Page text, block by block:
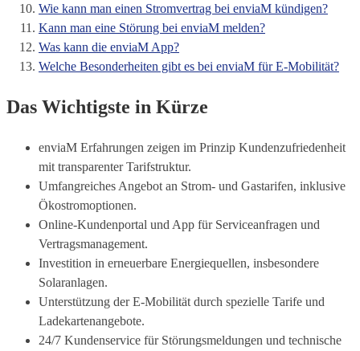
Wie kann man einen Stromvertrag bei enviaM kündigen?
Kann man eine Störung bei enviaM melden?
Was kann die enviaM App?
Welche Besonderheiten gibt es bei enviaM für E-Mobilität?
Das Wichtigste in Kürze
enviaM Erfahrungen zeigen im Prinzip Kundenzufriedenheit
mit transparenter Tarifstruktur.
Umfangreiches Angebot an Strom- und Gastarifen, inklusive
Ökostromoptionen.
Online-Kundenportal und App für Serviceanfragen und
Vertragsmanagement.
Investition in erneuerbare Energiequellen, insbesondere
Solaranlagen.
Unterstützung der E-Mobilität durch spezielle Tarife und
Ladekartenangebote.
24/7 Kundenservice für Störungsmeldungen und technische